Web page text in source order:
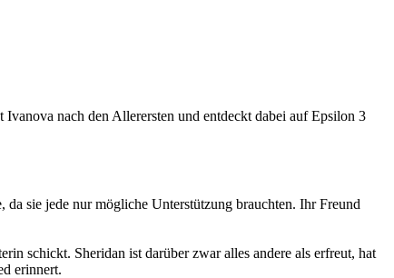
nach den Allerersten und entdeckt dabei auf Epsilon 3
sie jede nur mögliche Unterstützung brauchten. Ihr Freund
schickt. Sheridan ist darüber zwar alles andere als erfreut, hat
erinnert.